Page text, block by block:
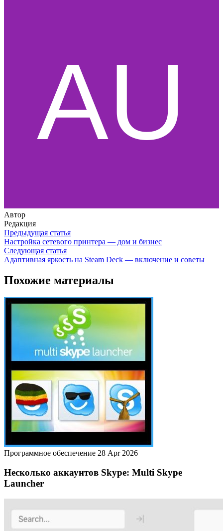
Автор
Редакция
Предыдущая статья
Настройка сетевого принтера — дом и бизнес
Следующая статья
Адаптивная яркость на Steam Deck — включение и советы
Похожие материалы
Программное обеспечение 28 Apr 2026
Несколько аккаунтов Skype: Multi Skype
Launcher